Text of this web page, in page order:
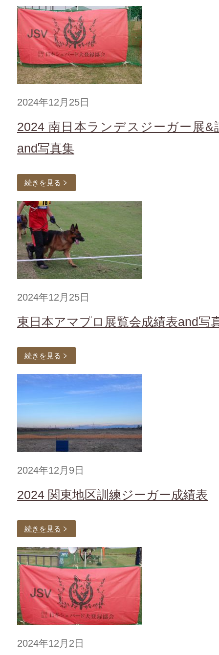
2024年12月25日
2024 南日本ランデスジーガー展&
and写真集
続きを見る
2024年12月25日
東日本アマプロ展覧会成績表and写
続きを見る
2024年12月9日
2024 関東地区訓練ジーガー成績表
続きを見る
2024年12月2日